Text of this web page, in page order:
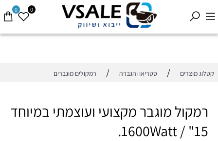
0 0
קטלוג מוצרים / סטריאו והגברה / רמקולים מוגברים
רמקול מוגבר מקצועי ועוצמתי במיוחד
15" / 1600Watt.